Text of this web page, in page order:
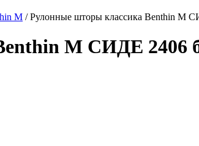
M / Рулонные шторы классика Benthin M
M СИДЕ 2406